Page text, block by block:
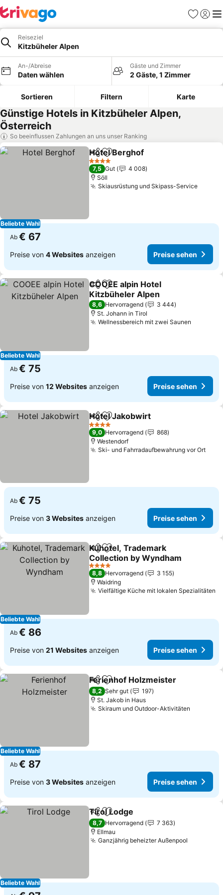
Favoriten
Reiseziel
Kitzbüheler Alpen
An-/Abreise
Daten wählen
Gäste und Zimmer
2 Gäste, 1 Zimmer
Sortieren Filtern Karte
Günstige Hotels in Kitzbüheler Alpen,
Österreich
So beeinflussen Zahlungen an uns unser Ranking
Beliebte Wahl
TeilenZu Favoriten hinzufügen
Hotel Berghof
4 Sterne
7,5 Gut
4 008
Söll
Skiausrüstung und Skipass-ServicePreise
Ab € 67
Preise von 4 Websites anzeigen Preise sehen
Beliebte Wahl
TeilenZu Favoriten hinzufügen
COOEE alpin Hotel
Kitzbüheler Alpen
Preise sehen
8,6 Hervorragend
3 444
St. Johann in Tirol
Wellnessbereich mit zwei Saunen
Ab € 75
Preise von 12 Websites anzeigen Preise sehen
TeilenZu Favoriten hinzufügen
Hotel Jakobwirt
4 Sterne
9,0 Hervorragend
868
Westendorf
Ski- und Fahrradaufbewahrung vor Ort
Ab € 75
Preise von 3 Websites anzeigen Preise sehen
Beliebte Wahl
TeilenZu Favoriten hinzufügen
Kuhotel, Trademark
Collection by Wyndham
Preise sehen
4 Sterne
8,8 Hervorragend
3 155
Waidring
Vielfältige Küche mit lokalen Spezialitäten
Ab € 86
Preise von 21 Websites anzeigen Preise sehen
Beliebte Wahl
TeilenZu Favoriten hinzufügen
Ferienhof Holzmeister
8,2 Sehr gut
197
St. Jakob in Haus
Skiraum und Outdoor-Aktivitäten
Ab € 87
Preise von 3 Websites anzeigen Preise sehen
Beliebte Wahl
TeilenZu Favoriten hinzufügen
Tirol Lodge
8,7 Hervorragend
7 363
Ellmau
Ganzjährig beheizter Außenpool